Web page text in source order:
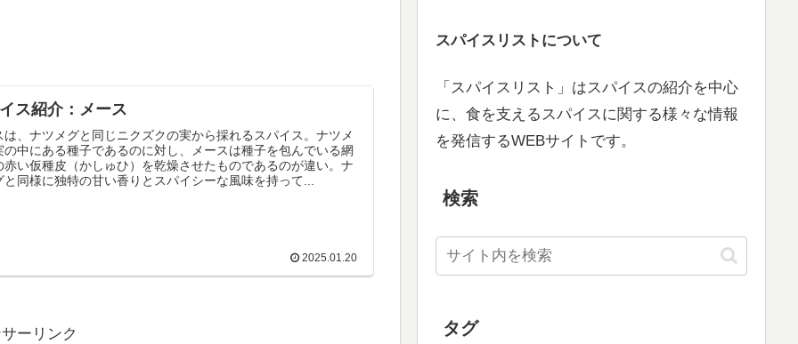
ス紹介：メース
は、ナツメグと同じニクズクの実から採れるスパイス。ナツメ
の中にある種子であるのに対し、メースは種子を包んでいる網
赤い仮種皮（かしゅひ）を乾燥させたものであるのが違い。ナ
と同様に独特の甘い香りとスパイシーな風味を持って...
2025.01.20
ーリンク
スパイスリストについて
「スパイスリスト」はスパイスの紹介を中心
に、食を支えるスパイスに関する様々な情報
を発信するWEBサイトです。
検索
タグ